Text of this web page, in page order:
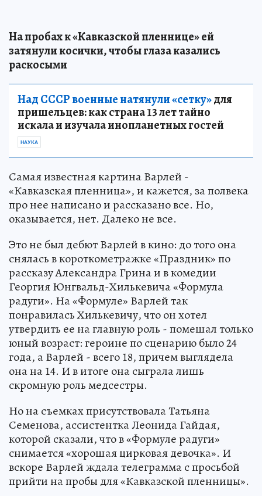
На пробах к «Кавказской пленнице» ей
затянули косички, чтобы глаза казались
раскосыми
Над СССР военные натянули «сетку»для
пришельцев: как страна 13 лет тайно
искала и изучала инопланетных гостей
НАУКА
Самая известная картина Варлей -
«Кавказская пленница», и кажется, за полвека
про нее написано и рассказано все. Но,
оказывается, нет. Далеко не все.
Это не был дебют Варлей в кино: до того она
снялась в короткометражке «Праздник» по
рассказу Александра Грина и в комедии
Георгия Юнгвальд-Хилькевича «Формула
радуги». На «Формуле» Варлей так
понравилась Хилькевичу, что он хотел
утвердить ее на главную роль - помешал только
юный возраст: героине по сценарию было 24
года, а Варлей - всего 18, причем выглядела
она на 14. И в итоге она сыграла лишь
скромную роль медсестры.
Но на съемках присутствовала Татьяна
Семенова, ассистентка Леонида Гайдая,
которой сказали, что в «Формуле радуги»
снимается «хорошая цирковая девочка». И
вскоре Варлей ждала телеграмма с просьбой
прийти на пробы для «Кавказской пленницы».